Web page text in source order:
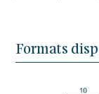
Formats